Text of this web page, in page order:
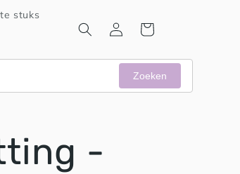
stuks
Inloggen
Winkelwagen
Zoeken
-